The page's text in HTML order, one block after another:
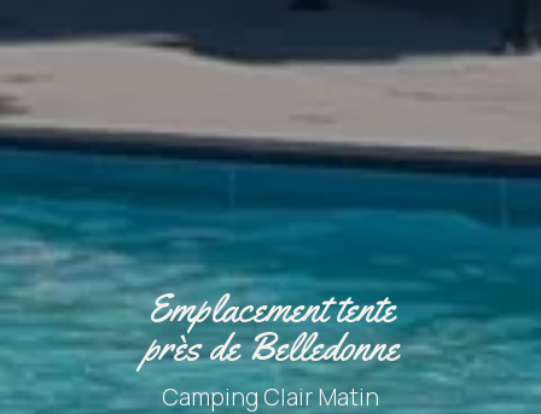
Emplacement tente
près de Belledonne
Camping Clair Matin